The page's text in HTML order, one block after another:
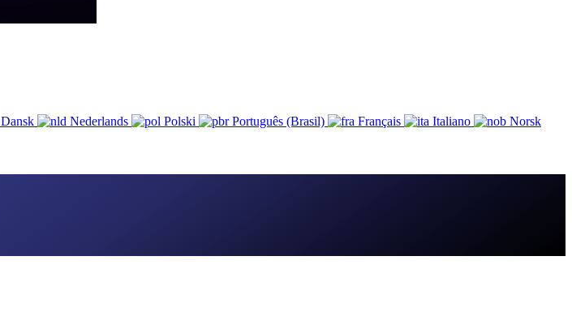
Dansk Nederlands Polski Português (Brasil) Français Italiano
Norsk